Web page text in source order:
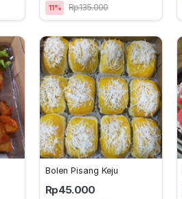
11% Rp135.000
Bolen Pisang Keju
Rp45.000